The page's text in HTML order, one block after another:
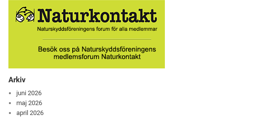
Arkiv
juni 2026
maj 2026
april 2026